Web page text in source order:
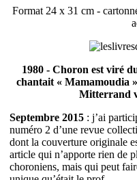
Format 24 x 31 cm -
1980 - Choron est viré
chantait « Mamamoudia
Mitterrand
Septembre 2015 : j’ai
numéro 2 d’une revue
dont la couverture originale
article qui n’apporte rien de
choroniens, mais qui peut